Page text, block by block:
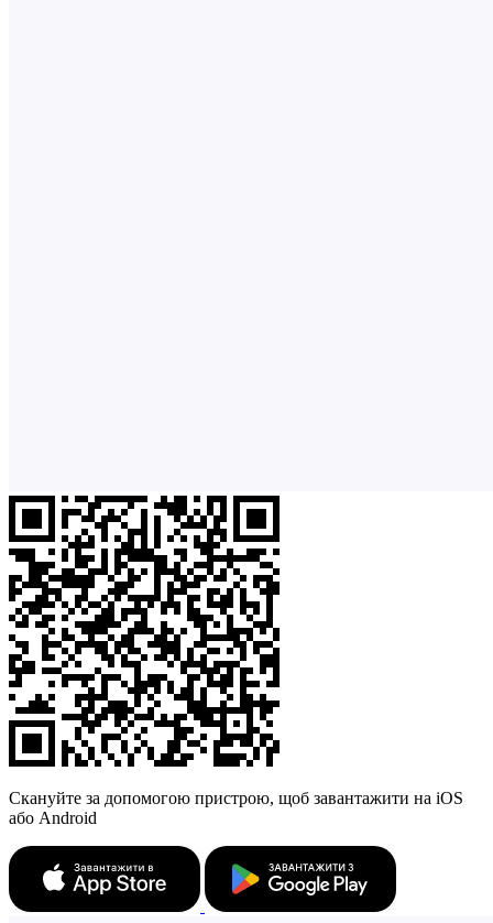
Скануйте за допомогою пристрою, щоб завантажити на iOS
або Android